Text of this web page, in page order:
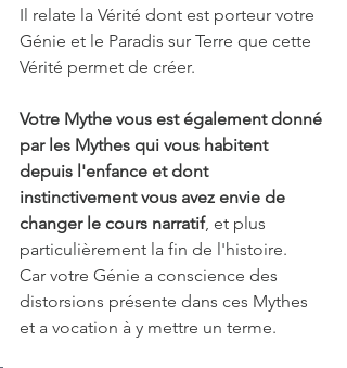
Il relate la Vérité dont est porteur votre
Génie et le Paradis sur Terre que cette
Vérité permet de créer.
Votre Mythe vous est également donné
par les Mythes qui vous habitent
depuis l'enfance et dont
instinctivement vous avez envie de
changer le cours narratif, et plus
particulièrement la fin de l'histoire.
Car votre Génie a conscience des
distorsions présente dans ces Mythes
et a vocation à y mettre un terme.